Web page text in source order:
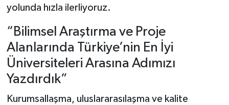
yolunda hızla ilerliyoruz.
“Bilimsel Araştırma ve Proje
Alanlarında Türkiye’nin En İyi
Üniversiteleri Arasına Adımızı
Yazdırdık”
Kurumsallaşma, uluslararasılaşma ve kalite